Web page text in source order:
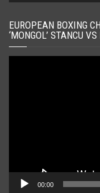
EUROPEAN BOXING
‘MONGOL’ STANCU
00:00